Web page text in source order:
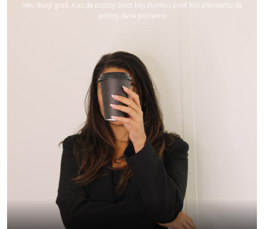
neki drugi grad. Kao da postoji život koji živimo i život koji planiramo da
jednog dana počnemo